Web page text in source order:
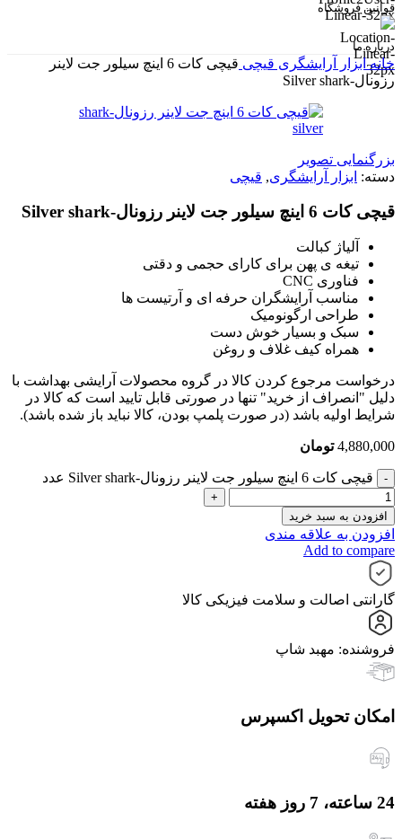
قوانین فروشگاه
درباره ما
خانهابزار آرایشگری قیچی
قیچی کات 6 اینچ سیلور جت لاینر
رزونال-Silver shark
بزرگنمایی تصویر
دسته: ابزار آرایشگری, قیچی
قیچی کات 6 اینچ سیلور جت لاینر رزونال-Silver shark
آلیاژ کبالت
تیغه ی پهن برای کارای حجمی و دقتی
فناوری CNC
مناسب آرایشگران حرفه ای و آرتیست ها
طراحی ارگونومیک
سبک و بسیار خوش دست
همراه کیف غلاف و روغن
درخواست مرجوع کردن کالا در گروه محصولات آرایشی بهداشت با
دلیل "انصراف از خرید" تنها در صورتی قابل تایید است که کالا در
شرایط اولیه باشد (در صورت پلمپ بودن، کالا نباید باز شده باشد).
4,880,000 تومان
قیچی کات 6 اینچ سیلور جت لاینر رزونال-Silver shark عدد
افزودن به سبد خرید
افزودن به علاقه مندی
Add to compare
گارانتی اصالت و سلامت فیزیکی کالا
فروشنده: مهبد شاپ
امکان تحویل اکسپرس
24 ساعته، 7 روز هفته